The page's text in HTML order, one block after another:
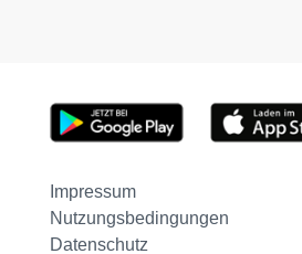
Impressum
Nutzungsbedingungen
Datenschutz